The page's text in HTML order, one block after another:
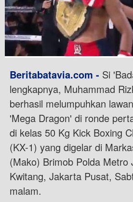
Beritabatavia.com - Si
lengkapnya, Muhammad
berhasil melumpuhkan
'Mega Dragon' di ronde
di kelas 50 Kg Kick Boxing
(KX-1) yang digelar di
(Mako) Brimob Polda Metro
Kwitang, Jakarta Pusat,
malam.